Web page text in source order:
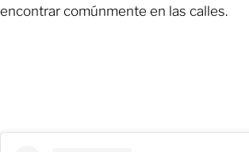
encontrar comúnmente en las calles.